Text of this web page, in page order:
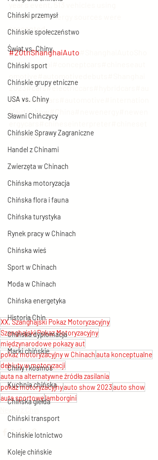
Chiński przemysł
Chińskie społeczeństwo
Świat vs. Chiny
Chiński sport
Chińskie grupy etniczne
USA vs. Chiny
Sławni Chińczycy
Chińskie Sprawy Zagraniczne
Handel z Chinami
Zwierzęta w Chinach
Chińska motoryzacja
Chińska flora i fauna
Chińska turystyka
Rynek pracy w Chinach
Chińska wieś
Sport w Chinach
Moda w Chinach
Chińska energetyka
Historia Chin
Chińska dyplomacja
Marki chińskie
Chiny i kosmos
Kuchnia chińska
Chińska giełda
Chiński transport
Chińskie lotnictwo
Koleje chińskie
year's event, 513 vehicles using
alternative energy sources were
presented.
#20thShanghaiAuto
w#Shanghai#conceptcars#chineseaut
2023#cars#electriccars#hybridcars#au
tonomouscars#automotive#internation
alautoshow#China#newenergy#newen
ergycars#chineseinterpreter#chineset
ranslator
XX. Szanghajski Pokaz Motoryzacyjny
Szanghajski Pokaz Motoryzacyjny
międzynarodowe pokazy aut
pokaz motoryzacyjny w Chinachauta konceptualne
debiuty w motoryzacji
auta na alternatywne źródła zasilania
pokaz motoryzacyjnyauto show 2023auto show
auta sportowelamborgini